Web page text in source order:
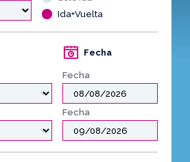
Ida+Vuelta
Fecha
Fecha
Fecha